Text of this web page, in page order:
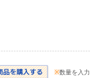
※数量を入